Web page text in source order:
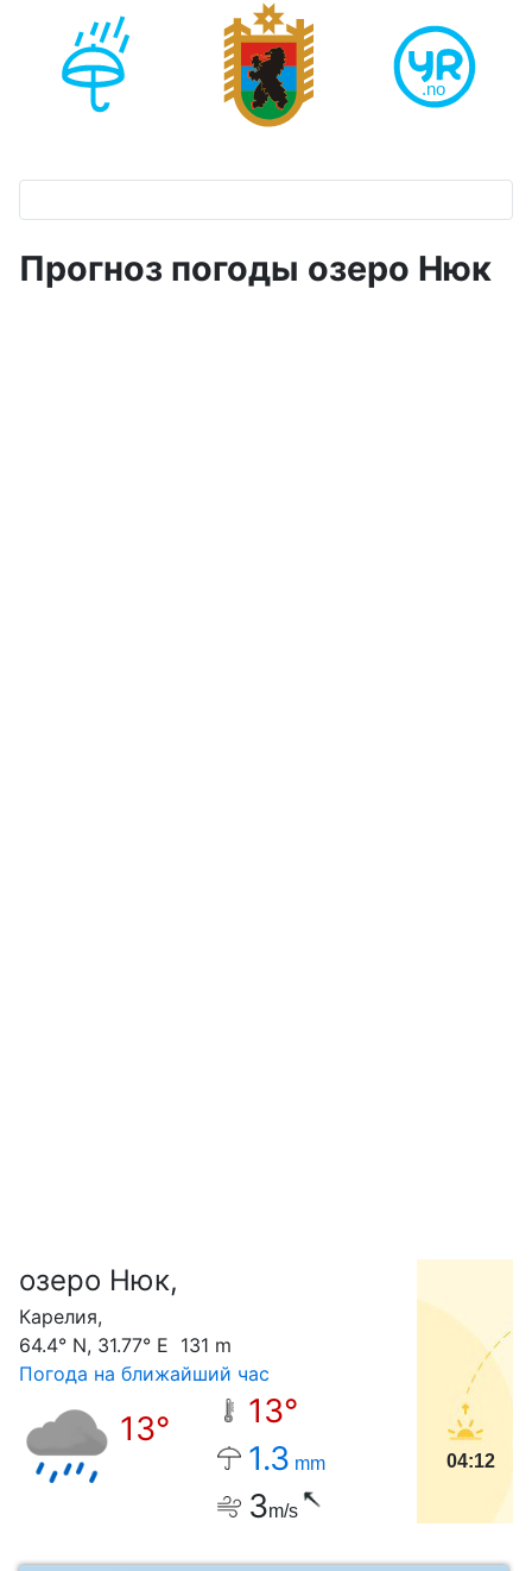
Прогноз погоды озеро Нюк
озеро Нюк,
Карелия,
64.4° N, 31.77° E 131 m
Погода на ближайший час
13°
13°
1.3 mm
3m/s
04:12